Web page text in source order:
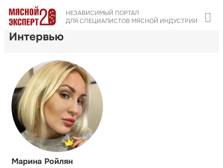
НЕЗАВИСИМЫЙ ПОРТАЛ
ДЛЯ СПЕЦИАЛИСТОВ МЯСНОЙ ИНДУСТРИИ
Интервью
Марина Ройлян